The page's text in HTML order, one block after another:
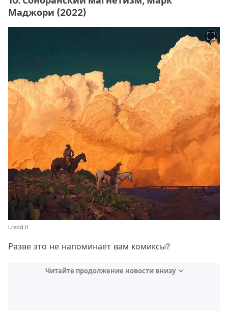
Маджори (2022)
i.redd.it
Разве это не напоминает вам комиксы?
Читайте продолжение новости внизу